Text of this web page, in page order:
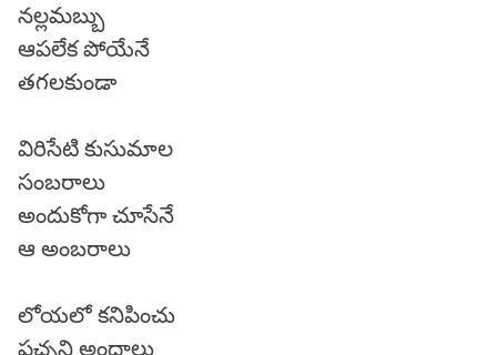
నల్లమబ్బు
ఆపలేక పోయేనే
తగలకుండా
విరిసేటి కుసుమాల
సంబరాలు
అందుకోగా చూసేనే
ఆ అంబరాలు
లోయలో కనిపించు
పచ్చని అందాలు